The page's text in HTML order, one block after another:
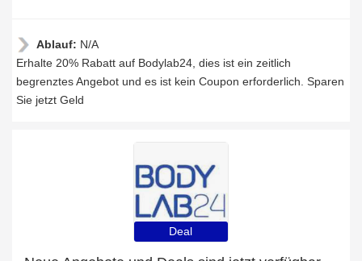
Ablauf: N/A
Erhalte 20% Rabatt auf Bodylab24, dies ist ein zeitlich
begrenztes Angebot und es ist kein Coupon erforderlich. Sparen
Sie jetzt Geld
Deal